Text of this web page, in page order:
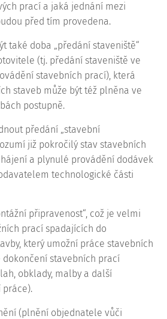
prací a jaká jednání mezi
před tím provedena.
také doba „předání staveniště“
(tj. předání staveniště ve
stavebních prací), která
staveb může být též plněna ve
postupně.
předání „stavební
již pokročilý stav stavebních
a plynulé provádění dodávek
technologické části
připravenost“, což je velmi
prací spadajících do
který umožní práce stavebních
stavebních prací
obklady, malby a další
práce).
(plnění objednatele vůči